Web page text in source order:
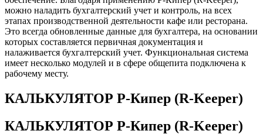
можно наладить бухгалтерский учет и контроль, на всех
этапах производственной деятельности кафе или ресторана.
Это всегда обновленные данные для бухгалтера, на основании
которых составляется первичная документация и
налаживается бухгалтерский учет. Функциональная система
имеет несколько модулей и в сфере общепита подключена к
рабочему месту.
КАЛЬКУЛЯТОР Р-Кипер (R-Keeper)
КАЛЬКУЛЯТОР Р-Кипер (R-Keeper)